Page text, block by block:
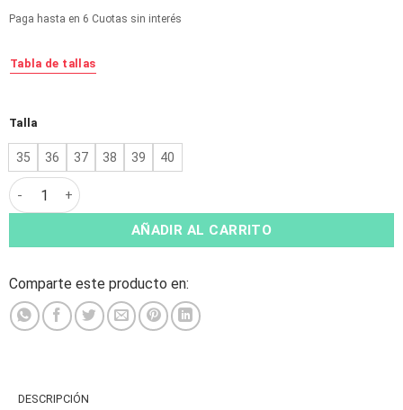
original actual
Paga hasta en 6 Cuotas sin interés
Tabla de tallas
Talla
35 36 37 38 39 40
Sandalia New Walk Broche Reptil Negra cantidad
AÑADIR AL CARRITO
Alternative:
Comparte este producto en:
DESCRIPCIÓN